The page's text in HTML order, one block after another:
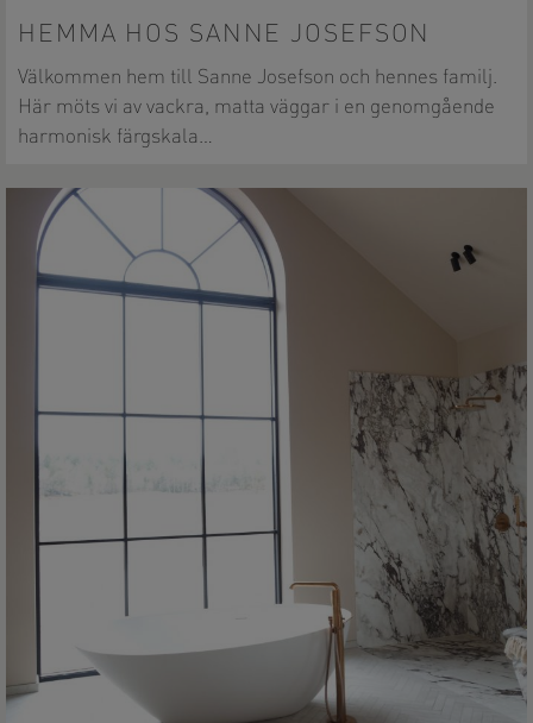
HEMMA HOS SANNE JOSEFSON
Välkommen hem till Sanne Josefson och hennes familj.
Här möts vi av vackra, matta väggar i en genomgående
harmonisk färgskala…